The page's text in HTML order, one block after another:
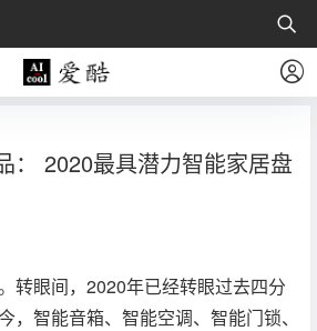
： 2020最具潜力智能家居盘
转眼间，2020年已经转眼过去四分
，智能音箱、智能空调、智能门锁、